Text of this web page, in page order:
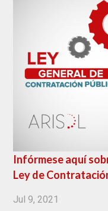
Infórmese aquí
Ley de
Jul 9, 2021